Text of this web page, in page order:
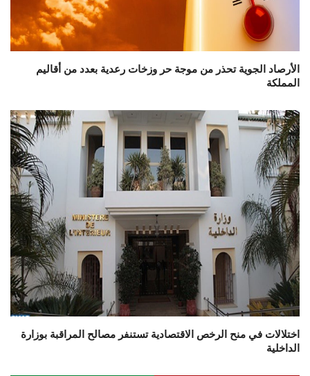
الأرصاد الجوية تحذر من موجة حر وزخات رعدية بعدد من أقاليم
المملكة
اختلالات في منح الرخص الاقتصادية تستنفر مصالح المراقبة بوزارة
الداخلية